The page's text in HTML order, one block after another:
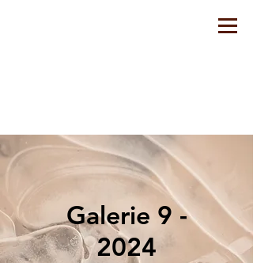
Galerie 9 -
2024